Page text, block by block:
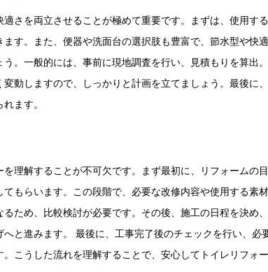
さを両立させることが極めて重要です。まずは、使用す
す。また、便器や洗面台の選択肢も豊富で、節水型や快
。一般的には、事前に現地調査を行い、見積もりを算出
動しますので、しっかりと計画を立てましょう。最後に
ます。
理解することが不可欠です。まず最初に、リフォームの
もらいます。この段階で、必要な改修内容や使用する素
ため、比較検討が必要です。その後、施工の日程を決め
と進みます。 最後に、工事完了後のチェックを行い、
こうした流れを理解することで、安心してトイレリフォ